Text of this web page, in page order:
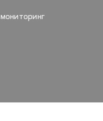
мониторинг